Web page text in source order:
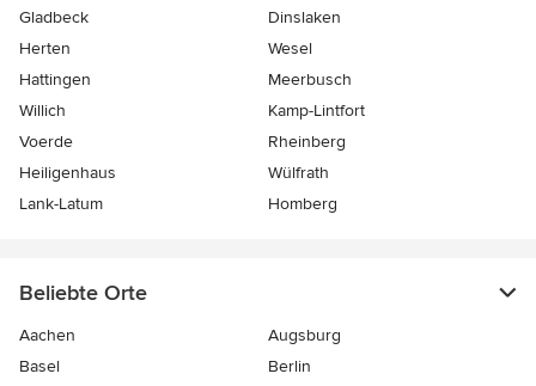
Gladbeck
Dinslaken
Herten
Wesel
Hattingen
Meerbusch
Willich
Kamp-Lintfort
Voerde
Rheinberg
Heiligenhaus
Wülfrath
Lank-Latum
Homberg
Beliebte Orte
Aachen
Augsburg
Basel
Berlin